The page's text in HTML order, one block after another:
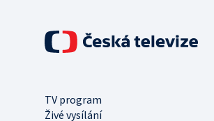
TV program
Živé vysílání